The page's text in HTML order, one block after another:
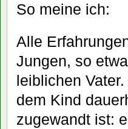
So meine ich:
Alle
Jungen, so
leiblichen
dem Kind
zugewandt ist: